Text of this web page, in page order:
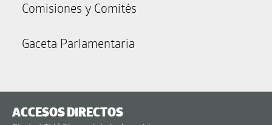
Comisiones y Comités
Gaceta Parlamentaria
ACCESOS DIRECTOS